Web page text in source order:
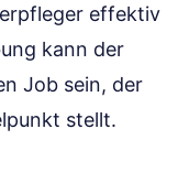
effektiv
kann der
Job sein, der
stellt.